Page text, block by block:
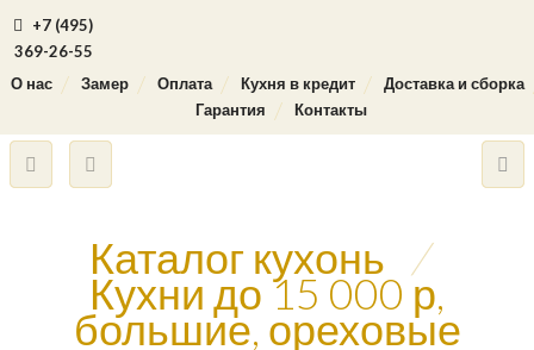
+7 (495)
369-26-55
О нас
Замер Оплата Кухня в кредит
Доставка и сборка
Гарантия
Контакты
Каталог кухонь /
Кухни до 15 000 р,
большие, ореховые